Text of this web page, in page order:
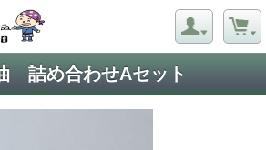
詰め合わせAセット